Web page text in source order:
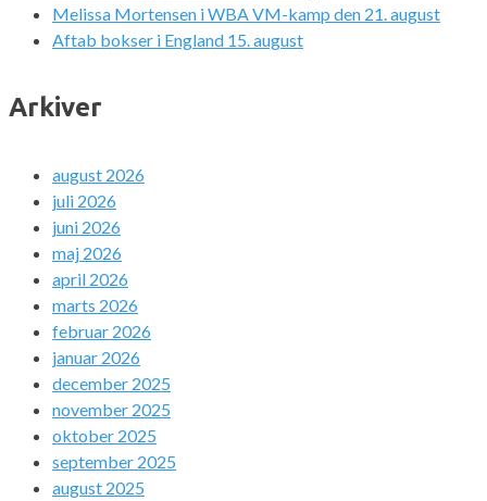
Melissa Mortensen i WBA VM-kamp den 21. august
Aftab bokser i England 15. august
Arkiver
august 2026
juli 2026
juni 2026
maj 2026
april 2026
marts 2026
februar 2026
januar 2026
december 2025
november 2025
oktober 2025
september 2025
august 2025